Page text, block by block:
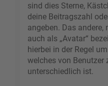
sind dies Sterne,
deine Beitragszahl
angeben. Das andere,
auch als „Avatar“
hierbei in der Regel
welches von Benutzer
unterschiedlich ist.